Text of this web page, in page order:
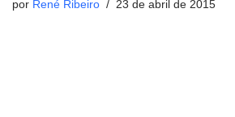
por René Ribeiro 23 de abril de 2015